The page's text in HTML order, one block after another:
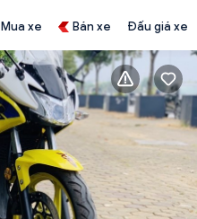
Mua xe Bán xe Đấu giá xe